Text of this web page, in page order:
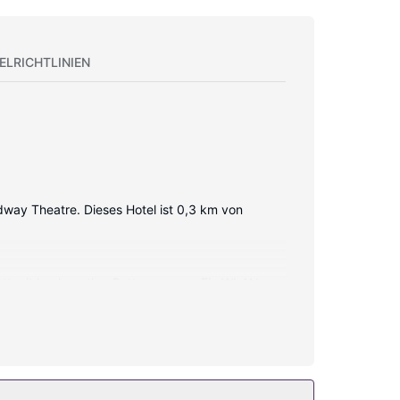
Theatre. Dieses Hotel ist 0,3 km von
Haartrockner.